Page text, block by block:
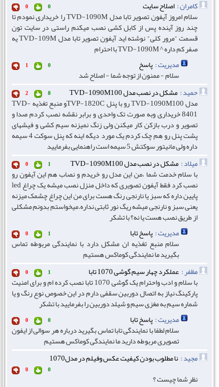
کامران : اصلاح سایت 0
0
سلام امروز آیفون تصویر تابا مدل TVD-1090M را خریداری نمودم تا
چند روز آینده پس از کابل کشی نصب میکنم راستی در سایت تون
قسمت "مرور کلی" نوشته اید آیفون تصویر تابا مدل TVD-109M یه
صفر کم داره ^ TVD-1090M با احترام
مدیریت :پاسخ 0
1
سلام - ممنون از توجه شما - اصلاح شد
حمید : مشکل در نصب مدل TVD-1090M100 8
2
مدل TVD-1090M100 رو با پنل TVP-1820Cو منبع تغذیه TVD-
8401 خریداری وبه صورت تک واحدی و برابر نقشه نصب کردم صدا و
تصویر و درب بازکن کار میکنن ولی زنگ نمیزنه سیم کشی و فیشهای
پشت پنل رو هم چک کردم یک مورد دیگه اینه که پنل سوکت 4 سیمه
داره ولی مانیتور سوکتش 5 سیمه است راهنمایی بفرمایید
میلاد : مشکل در نصب مدل TVD-1090M100 1
0
با سلام خدمت شما ،من این مدل رو خریدم و نصاب هم این آیفون رو
نصب کرد فقط آیفون تصویری که داخل منزل نصب میشه یک چراغ led
پایین داره که سبز یا نارنجی رنگ هست برای من این چراغ چشمک میزنه
یعنی سبز و نارنجی میشه ریگ نور ثابتی نداره.میخواستم بدونم مشکلی
از طریق نصب هست یا نه؟ با تشکر
مدیریت :پاسخ تابا 1
0
سلام منبع تغذیه ان مشکل دارد با نمایندگی مربوطه تماس
بگیرید ما نمایندگی کوماکس هستیم
مظفر : عملکرد چهار سیم گوشی 1070 تابا 1
0
با سلام و ادب واحترام یک گوشی 1070 تابا نصب کرده ام و برای امنیت
پارکینگ نیاز به اتصال دوربین سقفی دارم در این خصوص نوع رنگ و یا
شماره سیم به مغزی سیم و شیلد دوربین را بفرمایید با تشکر
مدیریت :پاسخ تابا 0
0
سلام لطفا با نمایندگی تابا تماس بگیرید درباره هر سوالی از ایفون
تصویری مربوطه دارید ما نمایندگی کوماکس هستیم
مجید : نا مطلوب بودن کیفیت عکس وفیلم در مدل1070
0
0
نظر شما چیست ؟